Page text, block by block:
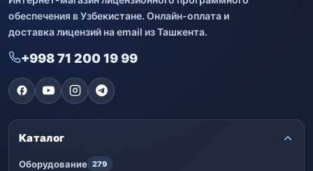
обеспечения в Узбекистане. Онлайн-оплата и
доставка лицензий на email из Ташкента.
+998 71 200 19 99
Каталог
Оборудование 279